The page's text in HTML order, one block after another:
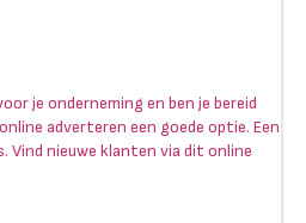
je onderneming en ben je bereid
adverteren een goede optie. Een
Vind nieuwe klanten via dit online